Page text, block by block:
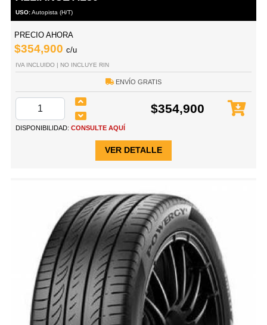
USO:Autopista (H/T)
PRECIO AHORA
$354,900 c/u
IVA INCLUIDO | NO INCLUYE RIN
ENVÍO GRATIS
$354,900
DISPONIBILIDAD: CONSULTE AQUÍ
VER DETALLE